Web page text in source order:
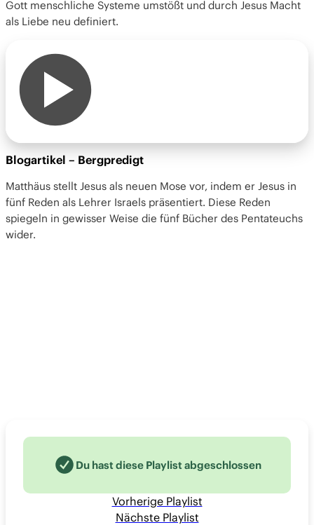
Gott menschliche Systeme umstößt und durch Jesus Macht
als Liebe neu definiert.
Blogartikel – Bergpredigt
Matthäus stellt Jesus als neuen Mose vor, indem er Jesus in
fünf Reden als Lehrer Israels präsentiert. Diese Reden
spiegeln in gewisser Weise die fünf Bücher des Pentateuchs
wider.
Du hast diese Playlist abgeschlossen
Vorherige Playlist
Nächste Playlist